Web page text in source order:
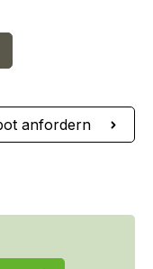
anfordern